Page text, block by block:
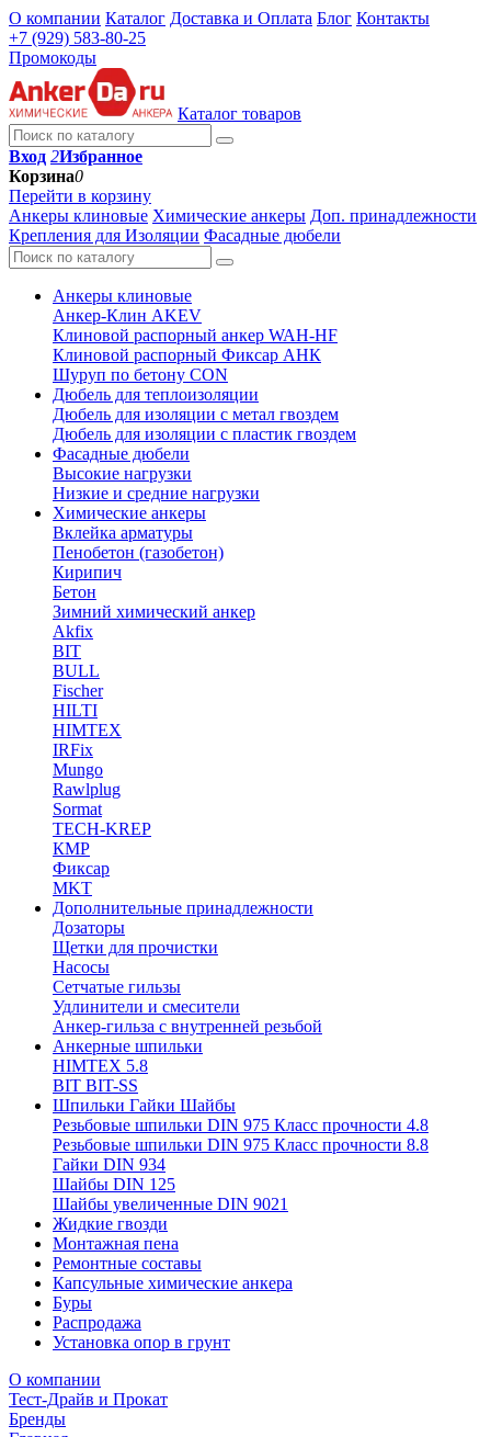
О компании Каталог Доставка и Оплата Блог Контакты
+7 (929) 583-80-25
Промокоды
Каталог товаров
Вход 2Избранное
Корзина0
Перейти в корзину
Анкеры клиновые Химические анкеры Доп. принадлежности
Крепления для Изоляции Фасадные дюбели
Анкеры клиновые
Анкер-Клин AKEV
Клиновой распорный анкер WAH-HF
Клиновой распорный Фиксар АНК
Шуруп по бетону CON
Дюбель для теплоизоляции
Дюбель для изоляции с метал гвоздем
Дюбель для изоляции с пластик гвоздем
Фасадные дюбели
Высокие нагрузки
Низкие и средние нагрузки
Химические анкеры
Вклейка арматуры
Пенобетон (газобетон)
Кирипич
Бетон
Зимний химический анкер
Akfix
BIT
BULL
Fischer
HILTI
HIMTEX
IRFix
Mungo
Rawlplug
Sormat
TECH-KREP
КМР
Фиксар
MKT
Дополнительные принадлежности
Дозаторы
Щетки для прочистки
Насосы
Сетчатые гильзы
Удлинители и смесители
Анкер-гильза с внутренней резьбой
Анкерные шпильки
HIMTEX 5.8
BIT BIT-SS
Шпильки Гайки Шайбы
Резьбовые шпильки DIN 975 Класс прочности 4.8
Резьбовые шпильки DIN 975 Класс прочности 8.8
Гайки DIN 934
Шайбы DIN 125
Шайбы увеличенные DIN 9021
Жидкие гвозди
Монтажная пена
Ремонтные составы
Капсульные химические анкера
Буры
Распродажа
Установка опор в грунт
О компании
Тест-Драйв и Прокат
Бренды